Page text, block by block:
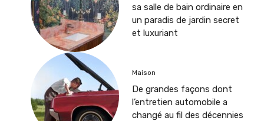
sa salle de bain ordinaire en
un paradis de jardin secret
et luxuriant
Maison
De grandes façons dont
l’entretien automobile a
changé au fil des décennies